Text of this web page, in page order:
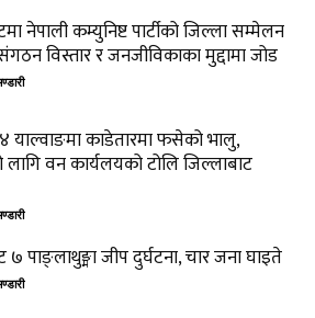
नेपाली कम्युनिष्ट पार्टीको जिल्ला सम्मेलन
विस्तार र जनजीविकाका मुद्दामा जोड
याल्वाङमा काडेतारमा फसेको भालु,
लागि वन कार्यलयको टोलि जिल्लाबाट
पाङ्लाथुङ्मा जीप दुर्घटना, चार जना घाइते